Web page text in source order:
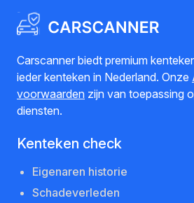
Carscanner biedt premium
ieder kenteken in Nederland. Onze
voorwaarden zijn van toepassing
diensten.
Kenteken check
Eigenaren historie
Schadeverleden